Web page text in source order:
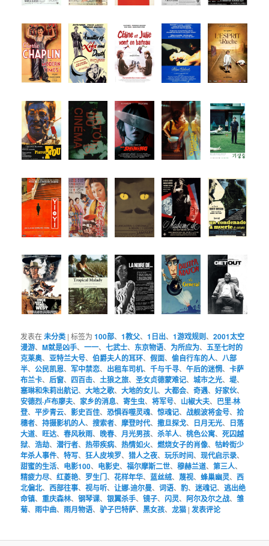
发表在未分类 |标签为 100部、1教父、1日出、1游戏规则、2001太空
漫游、M就是凶手、一一、七武士、 东京物语、 为所应为、五至七时的
克莱奥、亚特兰大号、伯爵夫人的耳环、假面、偷自行车的人、八部
半、公民凯恩、 军中禁恋、 出租车司机、千与千寻、午后的迷惘、卡萨
布兰卡、 后窗、 四百击、土狼之旅、圣女贞德蒙难记、城市之光、堤、
塞琳和朱莉出航记、大地之歌、大地的女儿、大都会、奇遇、好家伙、
安德烈·卢布廖夫、 家乡的消息、寄生虫、将军号、 山椒大夫、 巴里·林
登、平步青云、影史百佳、恐惧吞噬灵魂、惊魂记、 战舰波将金号、拾
穗者、持摄影机的人、搜索者、摩登时代、撒旦探戈、 日月无光、
日落
大道、 旺达、春风秋雨、 晚春、 月光男孩、杀羊人、桃色公寓、死囚越
狱、浩劫、潜行者、热带疾病、热情如火、燃烧女子的肖像、牯岭街少
年杀人事件、特写、狂人皮埃罗、猎人之夜、玩乐时间、现代启示录、
甜蜜的生活、 电影100、 电影史、福尔摩斯二世、穆赫兰道、第三人、
精疲力尽、红菱艳、 罗生门、花样年华、蓝丝绒、蔑视、蜂巢幽灵、西
北偏北、西部往事、视与听、让娜·迪尔曼、词语、豹、迷魂记、逃出绝
命镇、重庆森林、钢琴课、银翼杀手、镜子、 闪灵、 阿尔及尔之战、雏
菊、雨中曲、雨月物语、驴子巴特萨、黑女孩、龙猫 |发表评论